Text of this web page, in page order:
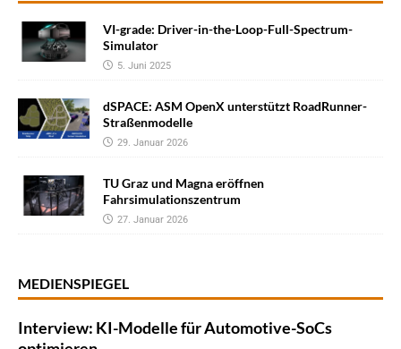
VI-grade: Driver-in-the-Loop-Full-Spectrum-
Simulator
5. Juni 2025
dSPACE: ASM OpenX unterstützt RoadRunner-
Straßenmodelle
29. Januar 2026
TU Graz und Magna eröffnen
Fahrsimulationszentrum
27. Januar 2026
MEDIENSPIEGEL
Interview: KI-Modelle für Automotive-SoCs